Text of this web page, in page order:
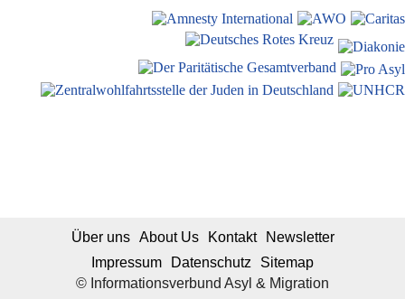
© Informationsverbund Asyl & Migration
Über uns About Us Kontakt
Newsletter
Impressum
Datenschutz Sitemap